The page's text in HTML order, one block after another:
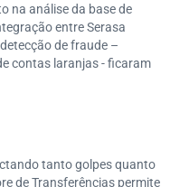
na análise da base de
entre Serasa
de fraude –
contas laranjas - ficaram
tanto golpes quanto
de Transferências permite